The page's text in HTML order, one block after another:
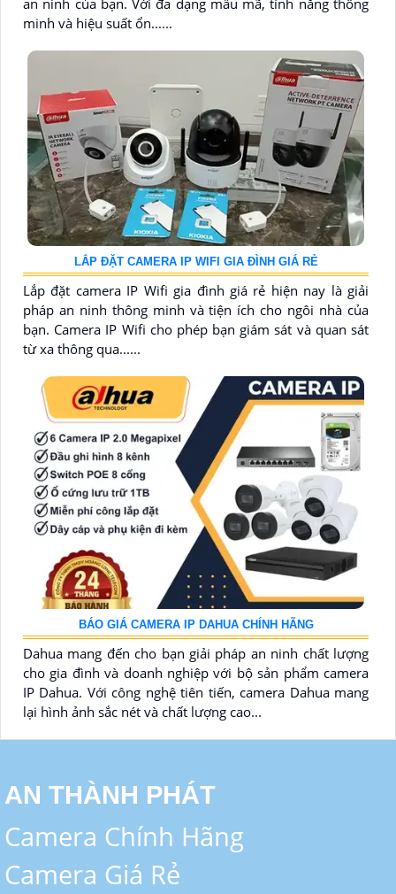
an ninh của bạn. Với đa dạng mẫu mã, tính năng thông
minh và hiệu suất ổn......
LẮP ĐẶT CAMERA IP WIFI GIA ĐÌNH GIÁ RẺ
Lắp đặt camera IP Wifi gia đình giá rẻ hiện nay là giải
pháp an ninh thông minh và tiện ích cho ngôi nhà của
bạn. Camera IP Wifi cho phép bạn giám sát và quan sát
từ xa thông qua......
BÁO GIÁ CAMERA IP DAHUA CHÍNH HÃNG
Dahua mang đến cho bạn giải pháp an ninh chất lượng
cho gia đình và doanh nghiệp với bộ sản phẩm camera
IP Dahua. Với công nghệ tiên tiến, camera Dahua mang
lại hình ảnh sắc nét và chất lượng cao...
AN THÀNH PHÁT
Camera Chính Hãng
Camera Giá Rẻ